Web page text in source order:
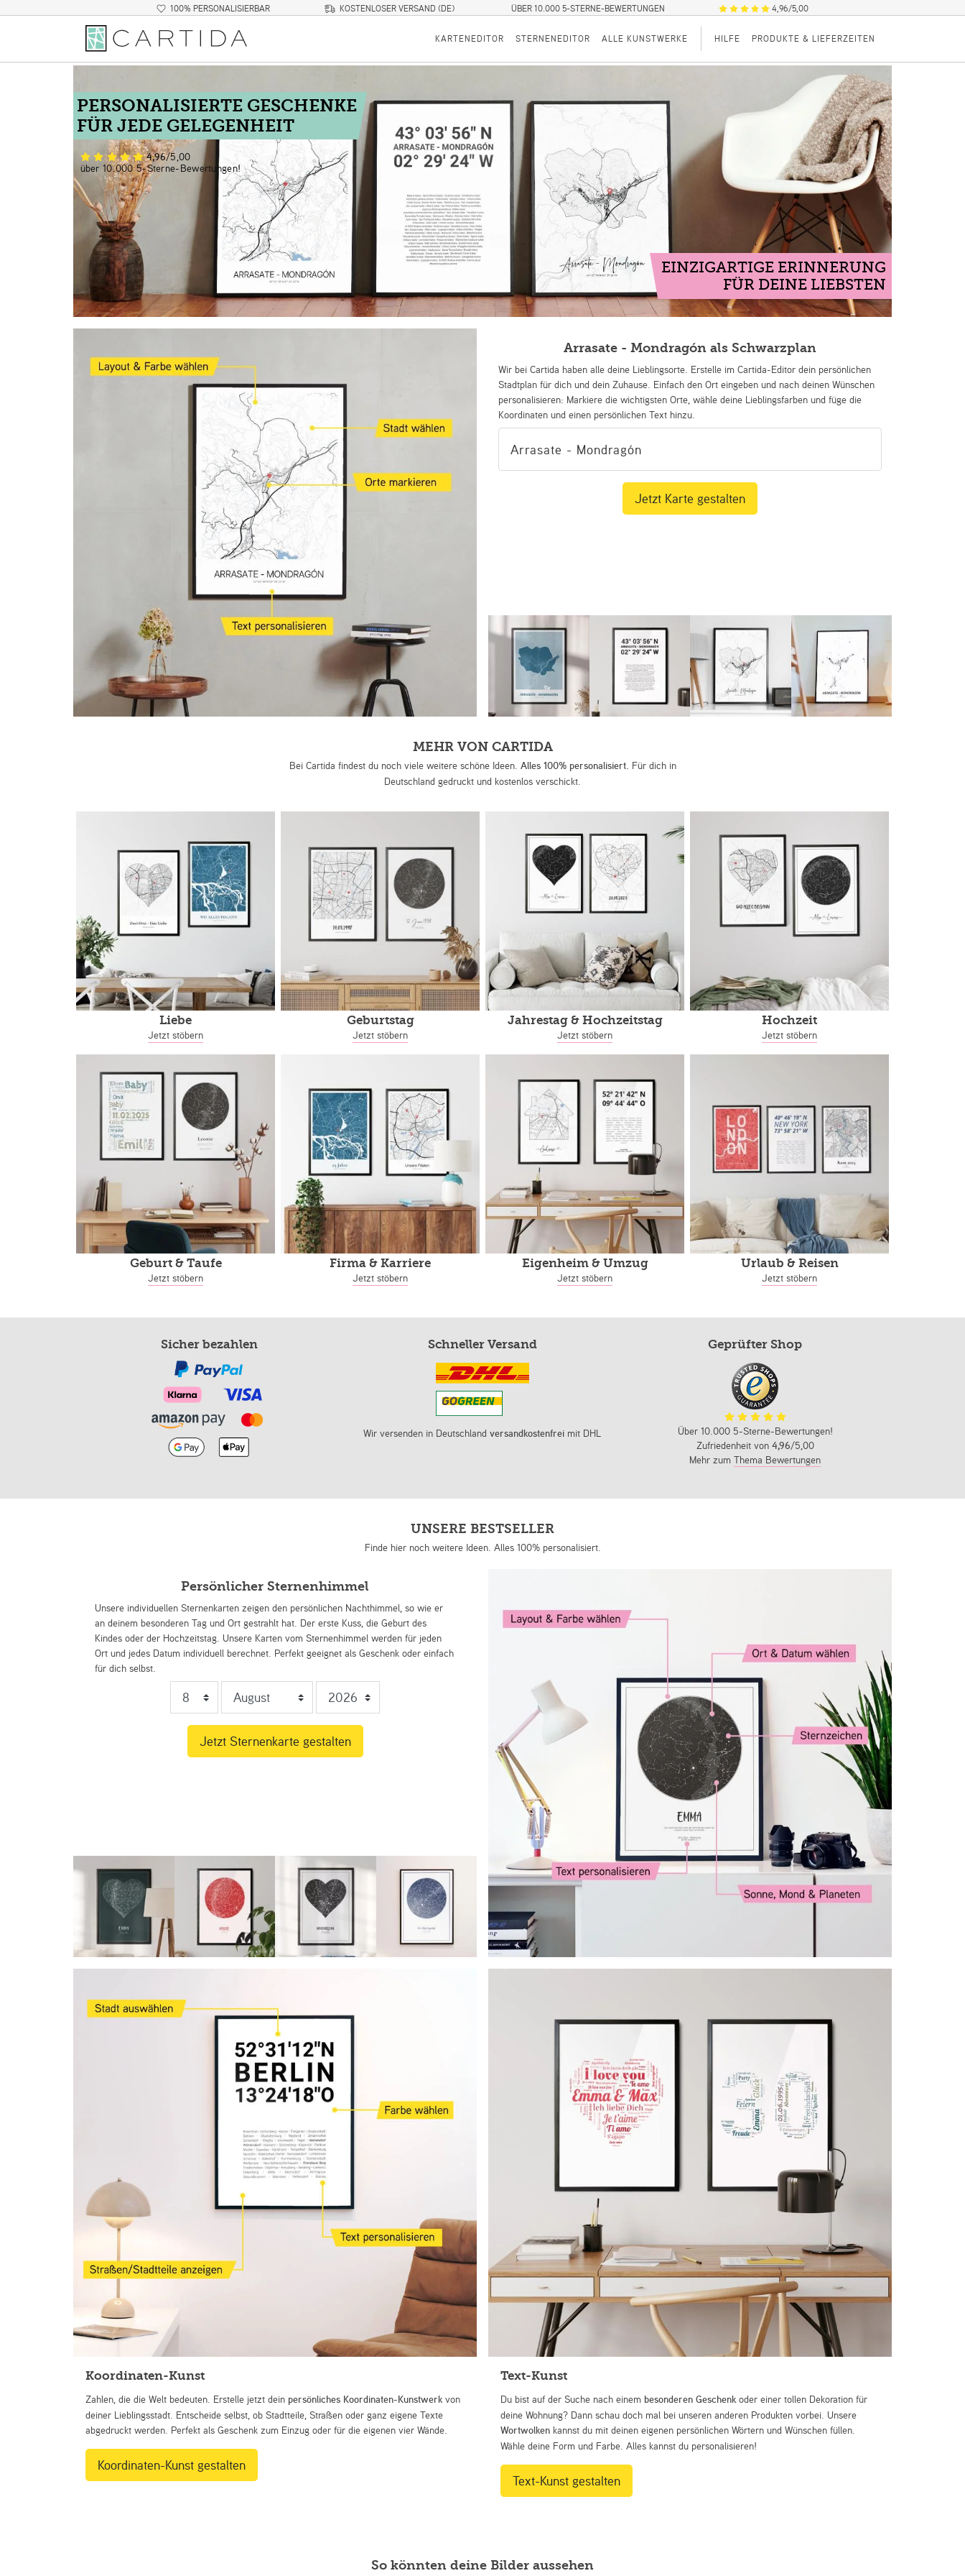
100% PERSONALISIERBAR KOSTENLOSER VERSAND (DE) ÜBER 10.000 5-STERNE-BEWERTUNGEN 4,96/5,00
KARTENEDITOR STERNENEDITOR ALLE KUNSTWERKE HILFE PRODUKTE & LIEFERZEITEN
PERSONALISIERTE GESCHENKE
FÜR JEDE GELEGENHEIT
4,96/5,00
über 10.000 5-Sterne-Bewertungen!
EINZIGARTIGE ERINNERUNG
FÜR DEINE LIEBSTEN
Arrasate - Mondragón als Schwarzplan
Wir bei Cartida haben alle deine Lieblingsorte. Erstelle im Cartida-Editor dein persönlichen
Stadtplan für dich und dein Zuhause. Einfach den Ort eingeben und nach deinen Wünschen
personalisieren: Markiere die wichtigsten Orte, wähle deine Lieblingsfarben und füge die
Koordinaten und einen persönlichen Text hinzu.
Jetzt Karte gestalten
MEHR VON CARTIDA
Bei Cartida findest du noch viele weitere schöne Ideen. Alles 100% personalisiert. Für dich in
Deutschland gedruckt und kostenlos verschickt.
Liebe
Jetzt stöbern
Geburtstag
Jetzt stöbern
Jahrestag& Hochzeitstag
Jetzt stöbern
Hochzeit
Jetzt stöbern
Geburt & Taufe
Jetzt stöbern
Firma & Karriere
Jetzt stöbern
Eigenheim& Umzug
Jetzt stöbern
Urlaub & Reisen
Jetzt stöbern
Sicher bezahlen Schneller Versand
Wir versenden in Deutschlandversandkostenfrei mit DHL
Geprüfter Shop
Über 10.000 5-Sterne-Bewertungen!
Zufriedenheit von 4,96/5,00
Mehr zumThema Bewertungen
UNSERE BESTSELLER
Finde hier noch weitere Ideen. Alles 100% personalisiert.
Persönlicher Sternenhimmel
Unsere individuellen Sternenkarten zeigen den persönlichen Nachthimmel, so wie er
an deinem besonderen Tag und Ort gestrahlt hat. Der erste Kuss, die Geburt des
Kindes oder der Hochzeitstag. Unsere Karten vom Sternenhimmel werden für jeden
Ort und jedes Datum individuell berechnet. Perfekt geeignet als Geschenk oder einfach
für dich selbst.
Koordinaten-Kunst
Zahlen, die die Welt bedeuten. Erstelle jetzt dein persönliches Koordinaten-Kunstwerk von
deiner Lieblingsstadt. Entscheide selbst, ob Stadtteile, Straßen oder ganz eigene Texte
abgedruckt werden. Perfekt als Geschenk zum Einzug oder für die eigenen vier Wände.
Koordinaten-Kunst gestalten
Text-Kunst
Du bist auf der Suche nach einem besonderen Geschenk oder einer tollen Dekoration für
deine Wohnung? Dann schau doch mal bei unseren anderen Produkten vorbei. Unsere
Wortwolken kannst du mit deinen eigenen persönlichen Wörtern und Wünschen füllen.
Wähle deine Form und Farbe. Alles kannst du personalisieren!
Text-Kunst gestalten
So könnten deine Bilder aussehen